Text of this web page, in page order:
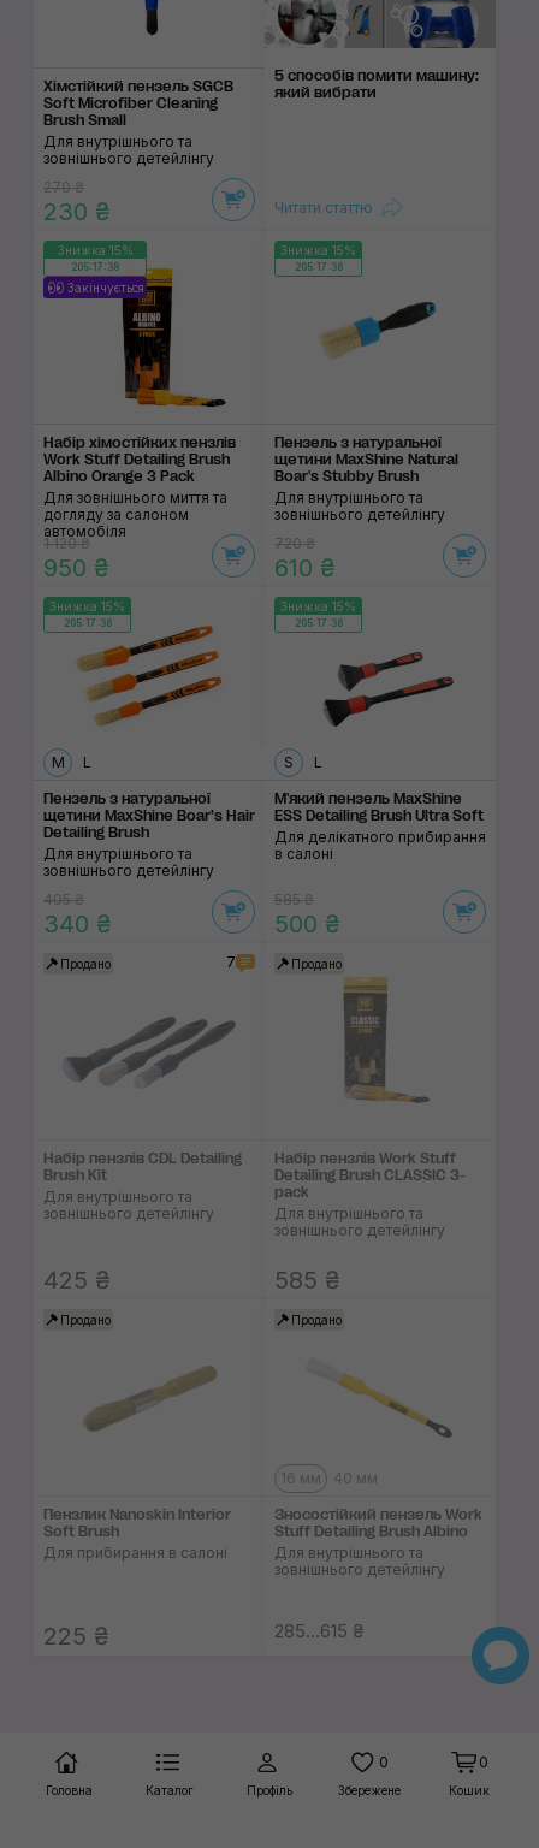
Хімстійкий пензель SGCB
Soft Microfiber Cleaning
Brush Small
Для внутрішнього та
зовнішнього детейлінгу
270 ₴
230 ₴
5 способів помити машину:
який вибрати
Читати статтю
Знижка 15%
205:17:38
Закінчується
Набір хімостійких пензлів
Work Stuff Detailing Brush
Albino Orange 3 Pack
Для зовнішнього миття та
догляду за салоном
автомобіля
1 120 ₴
950 ₴
Знижка 15%
205:17:38
Пензель з натуральної
щетини MaxShine Natural
Boar's Stubby Brush
Для внутрішнього та
зовнішнього детейлінгу
720 ₴
610 ₴
Знижка 15%
205:17:38
M L
Пензель з натуральної
щетини MaxShine Boar’s Hair
Detailing Brush
Для внутрішнього та
зовнішнього детейлінгу
405 ₴
340 ₴
Знижка 15%
205:17:38
S L
М'який пензель MaxShine
ESS Detailing Brush Ultra Soft
Для делікатного прибирання
в салоні
585 ₴
500 ₴
Продано 7
Набір пензлів CDL Detailing
Brush Kit
Для внутрішнього та
зовнішнього детейлінгу
425 ₴
Продано
Набір пензлів Work Stuff
Detailing Brush CLASSIC 3-
pack
Для внутрішнього та
зовнішнього детейлінгу
585 ₴
Продано
Пензлик Nanoskin Interior
Soft Brush
Для прибирання в салоні
225 ₴
Продано
16 мм 40 мм
Зносостійкий пензель Work
Stuff Detailing Brush Albino
Для внутрішнього та
зовнішнього детейлінгу
285...615 ₴
Головна Каталог Профіль
0
Збережене
0
Кошик